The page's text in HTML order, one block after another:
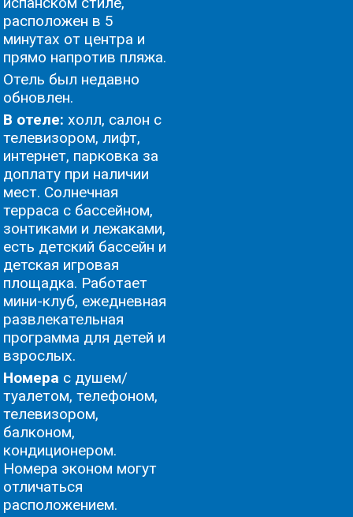
расположен в 5
минутах от центра и
прямо напротив пляжа.
Oтель был недавно
обновлен.
В отеле: холл, салон с
телевизором, лифт,
интернет, парковка за
доплату при наличии
мест. Солнечная
терраса с бассейном,
зонтиками и лежаками,
есть детский бассейн и
детская игровая
площадка. Работает
мини-клуб, ежедневная
развлекательная
программа для детей и
взрослых.
Номера с душем/
туалетом, телефоном,
телевизором,
балконом,
кондиционером.
Номера эконом могут
отличаться
расположением.